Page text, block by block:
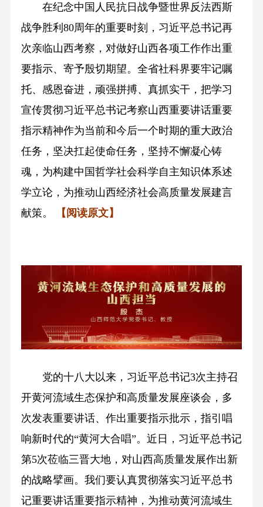
在纪念中国人民抗日战争暨世界反法西斯
战争胜利80周年的重要时刻，习近平总书记再
次亲临山西考察，对做好山西各项工作作出重
要指示、寄予殷切期望。全省社科界要牢记嘱
托、感恩奋进，顽强拼搏、真抓实干，把学习
宣传贯彻习近平总书记考察山西重要讲话重要
指示精神作为当前和今后一个时期的重大政治
任务，坚决扛起使命任务，坚持不懈凝心铸
魂，为构建中国哲学社会科学自主知识体系述
学立论，为推动山西经济社会高质量发展建言
献策。
【阅读原文】
党的十八大以来，习近平总书记3次主持召
开黄河流域生态保护和高质量发展座谈会，多
次发表重要讲话、作出重要指示批示，指引唱
响新时代的“黄河大合唱”。近日，习近平总书记
第5次莅临三晋大地，对山西高质量发展作出新
的战略擘画。我们要认真贯彻落实习近平总书
记重要讲话重要指示精神，为推动黄河流域生